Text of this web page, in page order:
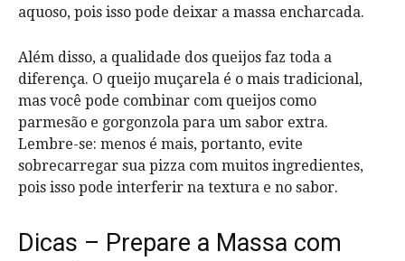
aquoso, pois isso pode deixar a massa encharcada.
Além disso, a qualidade dos queijos faz toda a
diferença. O queijo muçarela é o mais tradicional,
mas você pode combinar com queijos como
parmesão e gorgonzola para um sabor extra.
Lembre-se: menos é mais, portanto, evite
sobrecarregar sua pizza com muitos ingredientes,
pois isso pode interferir na textura e no sabor.
Dicas – Prepare a Massa com